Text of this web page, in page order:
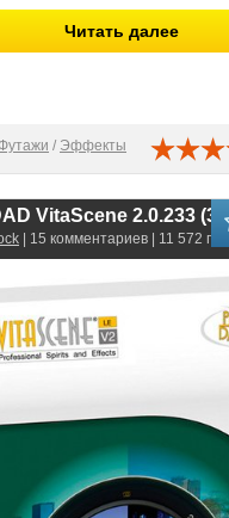
Читать далее
/ Эффекты
| 15 комментариев | 11 572